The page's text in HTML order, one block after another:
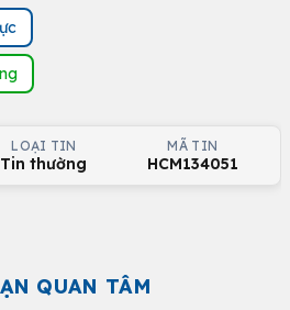
LOẠI TIN
Tin thường
MÃ TIN
HCM134051
QUAN TÂM